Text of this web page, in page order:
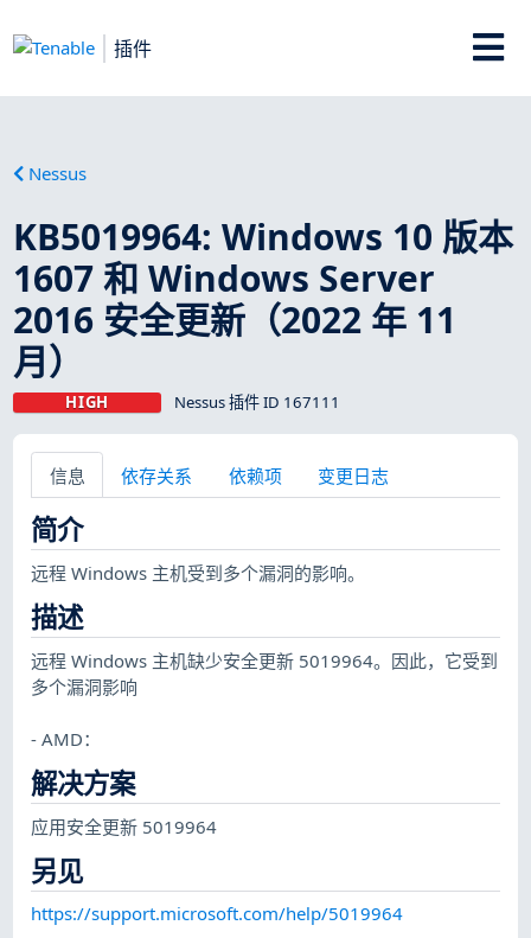
插件
Nessus
KB5019964: Windows 10 版本
1607 和 Windows Server
2016 安全更新（2022 年 11
月）
HIGH Nessus 插件 ID 167111
信息 依存关系 依赖项 变更日志
简介
远程 Windows 主机受到多个漏洞的影响。
描述
远程 Windows 主机缺少安全更新 5019964。因此，它受到
多个漏洞影响
- AMD：
解决方案
应用安全更新 5019964
另见
https://support.microsoft.com/help/5019964